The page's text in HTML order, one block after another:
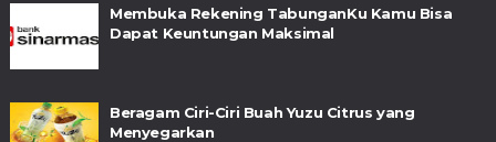
Membuka Rekening TabunganKu Kamu Bisa
Dapat Keuntungan Maksimal
Beragam Ciri-Ciri Buah Yuzu Citrus yang
Menyegarkan